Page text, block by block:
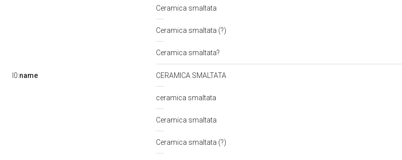
Ceramica smaltata
Ceramica smaltata (?)
Ceramica smaltata?
l0:name CERAMICA SMALTATA
ceramica smaltata
Ceramica smaltata
Ceramica smaltata (?)